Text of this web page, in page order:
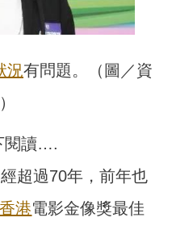
況有問題。（圖／資
閱讀….
超過70年，前年也
香港電影金像獎最佳